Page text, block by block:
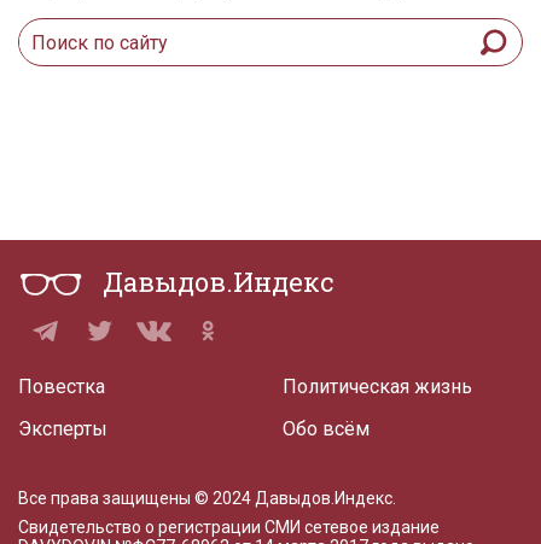
Давыдов.Индекс
Повестка
Эксперты
Политическая жизнь
Обо всём
Все права защищены © 2024 Давыдов.Индекс.
Свидетельство о регистрации СМИ сетевое издание